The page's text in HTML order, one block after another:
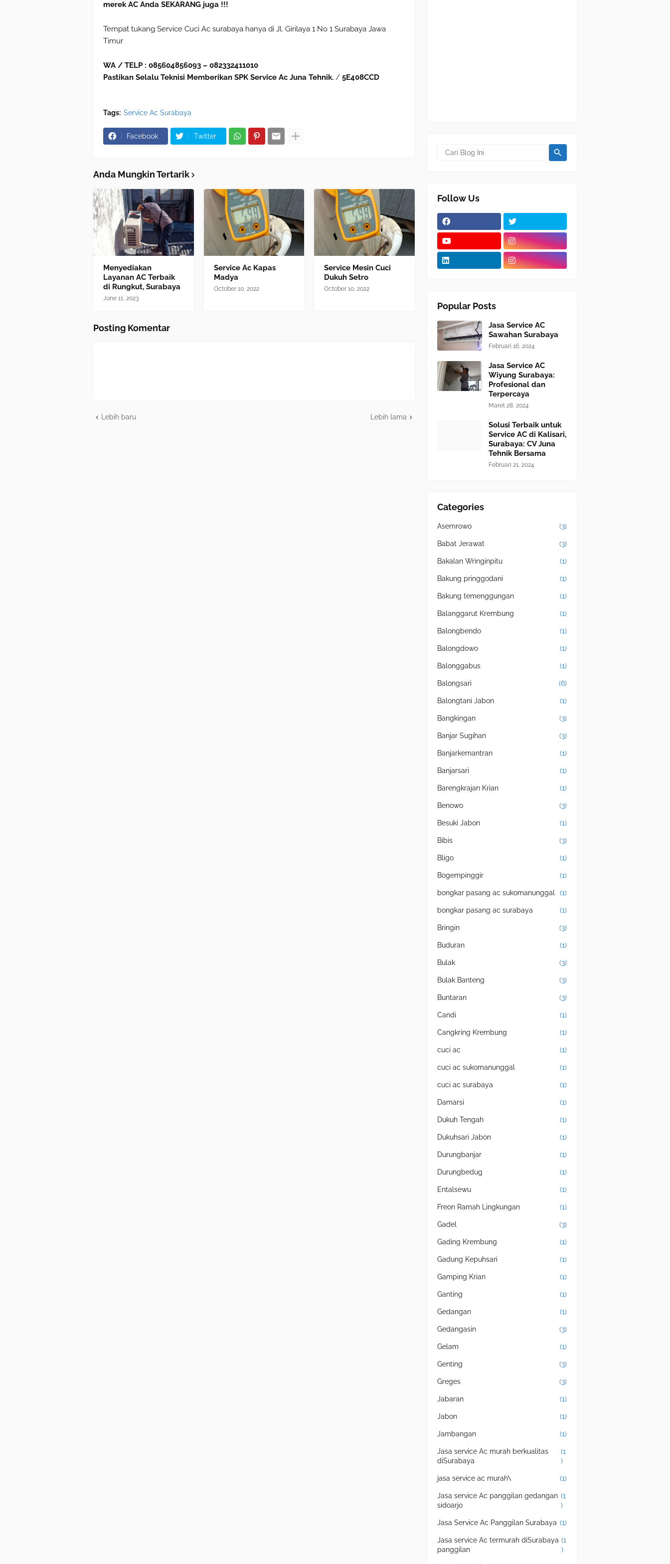
merek AC Anda SEKARANG juga !!!
Tempat tukang Service Cuci Ac surabaya hanya di Jl. Girilaya 1 No 1 Surabaya Jawa
Timur
WA / TELP : 085604856093 – 082332411010
Pastikan Selalu Teknisi Memberikan SPK Service Ac Juna Tehnik. / 5E408CCD
Tags: Service Ac Surabaya
Facebook Twitter
Anda Mungkin Tertarik
Menyediakan
Layanan AC Terbaik
di Rungkut, Surabaya
June 11, 2023
Service Ac Kapas
Madya
October 10, 2022
Service Mesin Cuci
Dukuh Setro
October 10, 2022
Posting Komentar
Lebih baru Lebih lama
Follow Us
Popular Posts
Jasa Service AC
Sawahan Surabaya
Februari 16, 2024
Jasa Service AC
Wiyung Surabaya:
Profesional dan
Terpercaya
Maret 28, 2024
Solusi Terbaik untuk
Service AC di Kalisari,
Surabaya: CV Juna
Tehnik Bersama
Februari 21, 2024
Categories
Asemrowo (3)
Babat Jerawat (3)
Bakalan Wringinpitu (1)
Bakung pringgodani (1)
Bakung temenggungan (1)
Balanggarut Krembung (1)
Balongbendo (1)
Balongdowo (1)
Balonggabus (1)
Balongsari (6)
Balongtani Jabon (1)
Bangkingan (3)
Banjar Sugihan (3)
Banjarkemantran (1)
Banjarsari (1)
Barengkrajan Krian (1)
Benowo (3)
Besuki Jabon (1)
Bibis (3)
Bligo (1)
Bogempinggir (1)
bongkar pasang ac sukomanunggal (1)
bongkar pasang ac surabaya (1)
Bringin (3)
Buduran (1)
Bulak (3)
Bulak Banteng (3)
Buntaran (3)
Candi (1)
Cangkring Krembung (1)
cuci ac (1)
cuci ac sukomanunggal (1)
cuci ac surabaya (1)
Damarsi (1)
Dukuh Tengah (1)
Dukuhsari Jabon (1)
Durungbanjar (1)
Durungbedug (1)
Entalsewu (1)
Freon Ramah Lingkungan (1)
Gadel (3)
Gading Krembung (1)
Gadung Kepuhsari (1)
Gamping Krian (1)
Ganting (1)
Gedangan (1)
Gedangasin (3)
Gelam (1)
Genting (3)
Greges (3)
Jabaran (1)
Jabon (1)
Jambangan (1)
Jasa service Ac murah berkualitas
diSurabaya
(1
)
jasa service ac murah\ (1)
Jasa service Ac panggilan gedangan
sidoarjo
(1
)
Jasa Service Ac Panggilan Surabaya (1)
Jasa service Ac termurah diSurabaya
panggilan
(1
)